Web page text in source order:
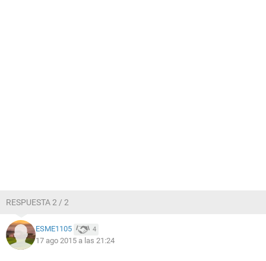
RESPUESTA 2 / 2
ESME1105 4
17 ago 2015 a las 21:24